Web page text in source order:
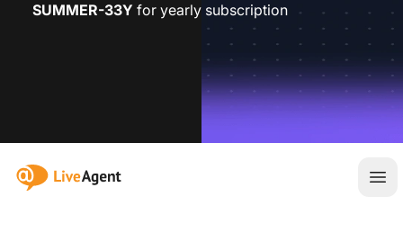
SUMMER-33Y for yearly subscription
:site.title